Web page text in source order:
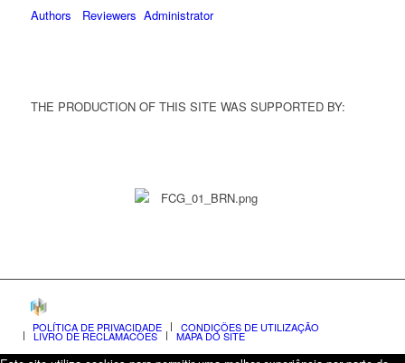
Authors Reviewers Administrator
THE PRODUCTION OF THIS SITE WAS SUPPORTED BY:
POLÍTICA DE PRIVACIDADE CONDIÇÕES DE UTILIZAÇÃO
LIVRO DE RECLAMAÇÕES MAPA DO SITE